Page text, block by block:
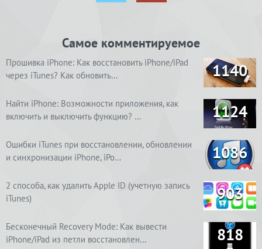
Самое комментируемое
Прошивка iPhone: Как восстановить iPhone/iPad
через iTunes? Как обновить…
1140
Найти iPhone: Возможности приложения, как
включить и выключить функцию? …
1124
Ошибки iTunes при восстановлении, обновлении
и синхронизации iPhone, iPo…
1086
2 способа, как удалить Apple ID (учетную запись
iTunes)
903
Бесконечный Recovery Mode: Как вывести
iPhone/iPad из петли восстановлен…
818